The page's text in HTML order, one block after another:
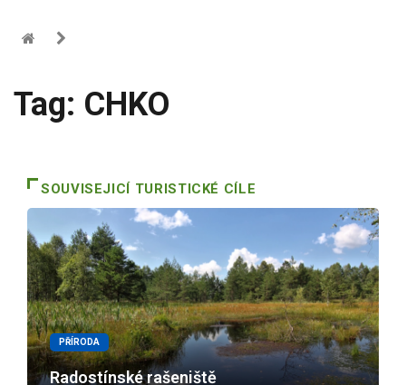
Tag: CHKO
SOUVISEJICÍ TURISTICKÉ CÍLE
PŘÍRODA
Radostínské rašeniště